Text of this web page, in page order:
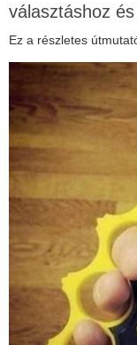
választáshoz
Ez a részletes